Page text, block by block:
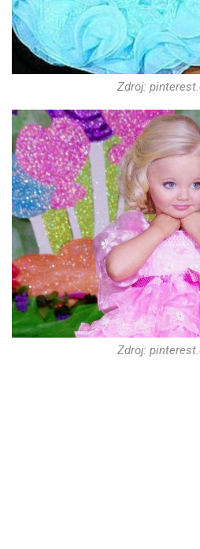
Zdroj:
Zdroj: